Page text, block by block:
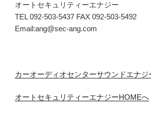
オートセキュリティーエナジー
TEL 092-503-5437 FAX 092-503-5492
Email:ang@sec-ang.com
カーオーディオセンターサウンドエナ
オートセキュリティーエナジーHOMEへ